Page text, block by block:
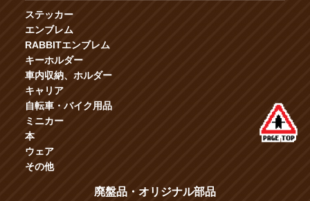
ステッカー
エンブレム
RABBITエンブレム
キーホルダー
車内収納、ホルダー
キャリア
自転車・バイク用品
ミニカー
本
ウェア
その他
廃盤品・オリジナル部品